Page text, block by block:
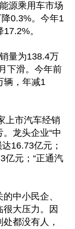
源乘用车市场
0.3%。今年1
。
量为138.4万
下滑。今年前
辆，年减1
上市汽车经销
龙头企业“中
16.73亿元；
亿元；“正通汽
中小民企、
大压力。因
都没有人，